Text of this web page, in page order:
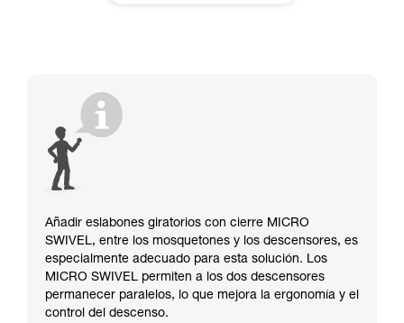
Añadir eslabones giratorios con cierre MICRO
SWIVEL, entre los mosquetones y los descensores, es
especialmente adecuado para esta solución. Los
MICRO SWIVEL permiten a los dos descensores
permanecer paralelos, lo que mejora la ergonomía y el
control del descenso.